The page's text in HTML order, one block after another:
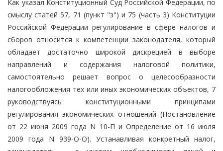
Как указал Конституционный Суд Российской Федерации, по
смыслу статей 57, 71 (пункт "з") и 75 (часть 3) Конституции
Российской Федерации регулирование в сфере налогов и
сборов относится к компетенции законодателя, который
обладает достаточно широкой дискрецией в выборе
направлений и содержания налоговой политики,
самостоятельно решает вопрос о целесообразности
налогообложения тех или иных экономических объектов, 7
руководствуясь конституционными принципами
регулирования экономических отношений (Постановление
от 22 июня 2009 года N 10-П и Определение от 16 июля
2009 года N 939-О-О). Устанавливая конкретный налог,